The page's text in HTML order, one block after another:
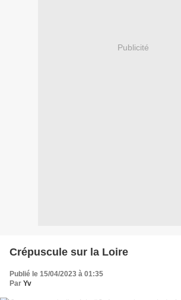
Publicité
Crépuscule sur la Loire
Publié le 15/04/2023 à 01:35
Par Yv